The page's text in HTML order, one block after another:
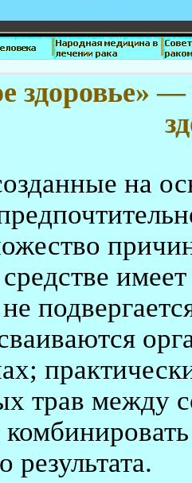
здоровье»
на
трав между
результата.